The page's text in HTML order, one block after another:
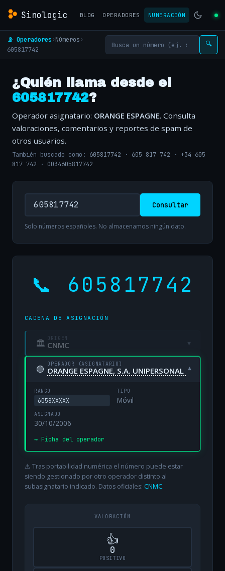
Sinologic BLOG OPERADORES NUMERACIÓN
📡 Operadores›Números›
605817742
🔍
¿Quién llama desde el
605817742?
Operador asignatario: ORANGE ESPAGNE. Consulta
valoraciones, comentarios y reportes de spam de
otros usuarios.
También buscado como: 605817742 · 605 817 742 · +34 605
817 742 · 0034605817742
Consultar
Solo números españoles. No almacenamos ningún dato.
📞 605817742
CADENA DE ASIGNACIÓN
🏛 ORIGEN
CNMC ▾
🟢 OPERADOR (ASIGNATARIO)
ORANGE ESPAGNE, S.A. UNIPERSONAL ▾
RANGO
6058XXXXX
TIPO
Móvil
ASIGNADO
30/10/2006
→ Ficha del operador
⚠️ Tras portabilidad numérica el número puede estar
siendo gestionado por otro operador distinto al
subasignatario indicado. Datos oficiales: CNMC.
VALORACIÓN
👍
0
POSITIVO